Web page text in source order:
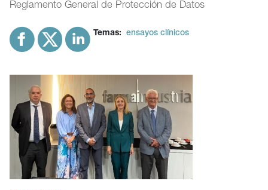
Reglamento General de Protección de Datos
Temas: ensayos clínicos